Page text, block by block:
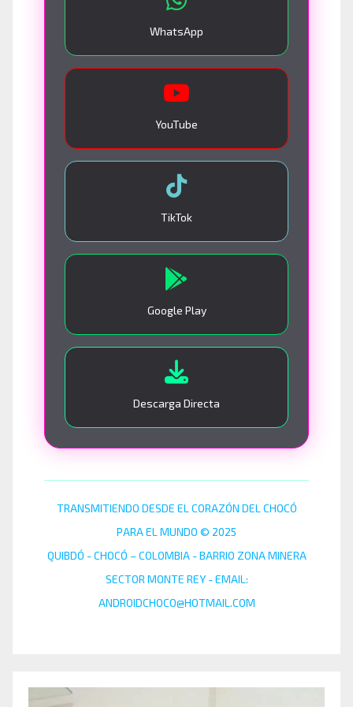
WhatsApp
YouTube
TikTok
Google Play
Descarga Directa
TRANSMITIENDO DESDE EL CORAZÓN DEL CHOCÓ
PARA EL MUNDO © 2025
QUIBDÓ - CHOCÓ – COLOMBIA - BARRIO ZONA MINERA
SECTOR MONTE REY - EMAIL:
ANDROIDCHOCO@HOTMAIL.COM